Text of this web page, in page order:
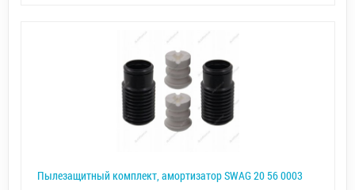
Пылезащитный комплект, амортизатор SWAG 20 56 0003